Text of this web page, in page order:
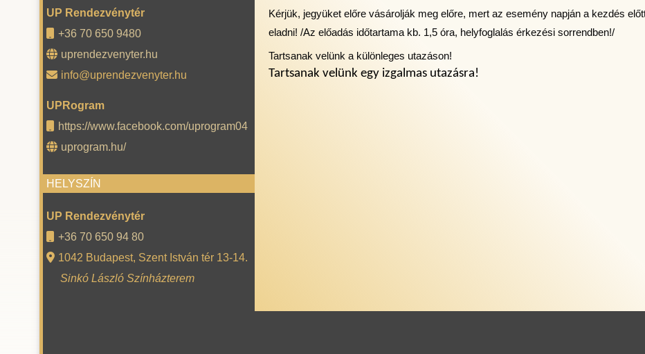
UP Rendezvénytér
+36 70 650 9480
uprendezvenyter.hu
info@uprendezvenyter.hu
UPRogram
https://www.facebook.com/uprogram04
uprogram.hu/
HELYSZÍN
UP Rendezvénytér
+36 70 650 94 80
1042 Budapest, Szent István tér 13-14.
Sinkó László Színházterem
Kérjük, jegyüket előre vásárolják meg előre, mert az esemény napján a kezdés
eladni! /Az előadás időtartama kb. 1,5 óra, helyfoglalás érkezési sorrendben!/
Tartsanak velünk a különleges utazáson!
Tartsanak velünk egy izgalmas utazásra!